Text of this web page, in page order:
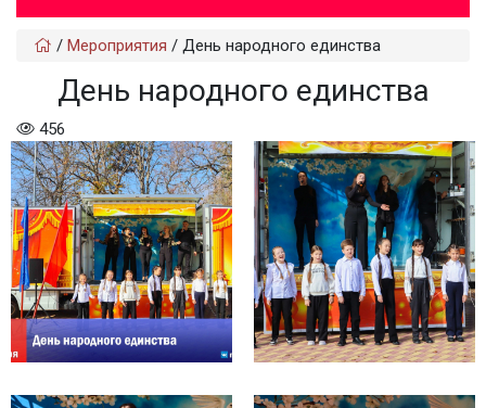
/ Мероприятия / День народного единства
День народного единства
456